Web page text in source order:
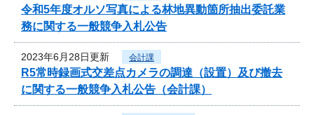
令和5年度オルソ写真による林地異動箇所抽出委託業
務に関する一般競争入札公告
2023年6月28日更新 会計課
R5常時録画式交差点カメラの調達（設置）及び撤去
に関する一般競争入札公告（会計課）